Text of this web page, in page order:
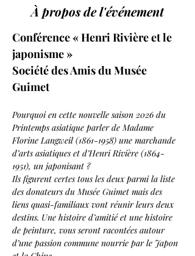
À propos de l'événement
Conférence « Henri Rivière et le
japonisme »
Société des Amis du Musée
Guimet
Pourquoi en cette nouvelle saison 2026 du
Printemps asiatique parler de Madame
Florine Langweil (1861-1958) une marchande
d’arts asiatiques et d’Henri Rivière (1864-
1951), un japonisant ?
Ils figurent certes tous les deux parmi la liste
des donateurs du Musée Guimet mais des
liens quasi-familiaux vont réunir leurs deux
destins. Une histoire d’amitié et une histoire
de peinture, vous seront racontées autour
d’une passion commune nourrie par le Japon